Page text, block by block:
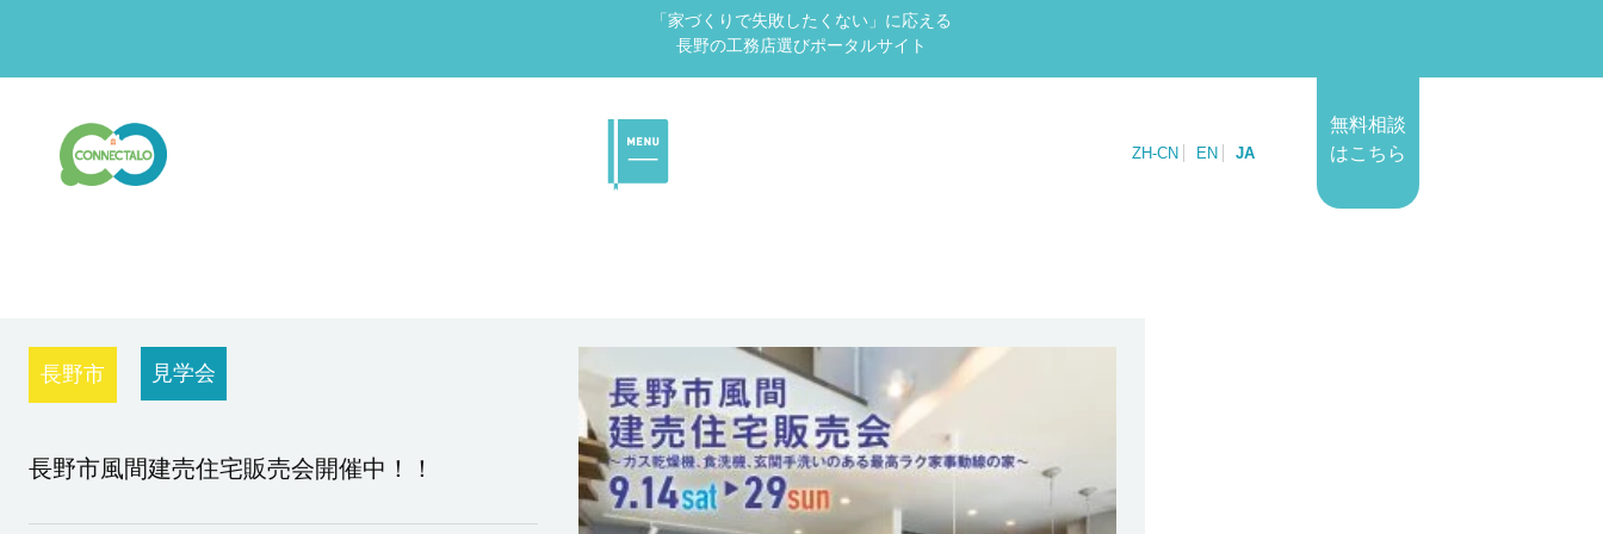
「家づくりで失敗したくない」に応える
長野の工務店選びポータルサイト
ZH-CN EN JA
無料相談
はこちら
長野市 見学会
長野市風間建売住宅販売会開催中！！